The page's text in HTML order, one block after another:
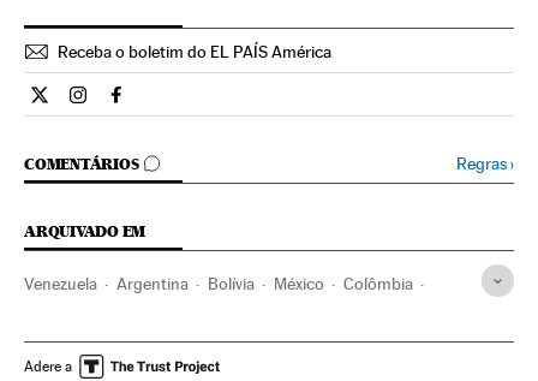
Receba o boletim do EL PAÍS América
Internacional El País Brasil en Twitter
Internacional El País Brasil en Instagram
Internacional El País Brasil en Facebook
COMENTÁRIOS
COMENTÁRIOS Regras›
ARQUIVADO EM
Venezuela Argentina Bolívia México Colômbia
América do Sul América
Adere a